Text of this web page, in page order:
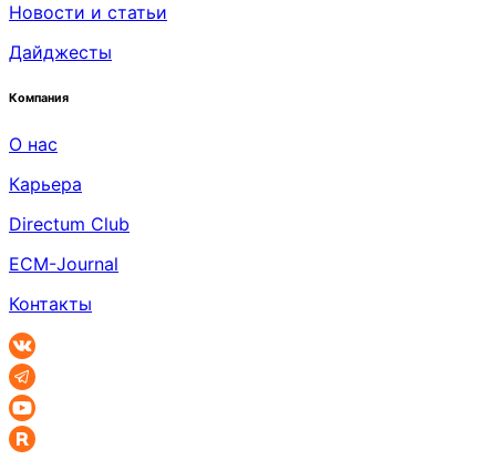
Новости и статьи
Дайджесты
Компания
О нас
Карьера
Directum Club
ECM-Journal
Контакты